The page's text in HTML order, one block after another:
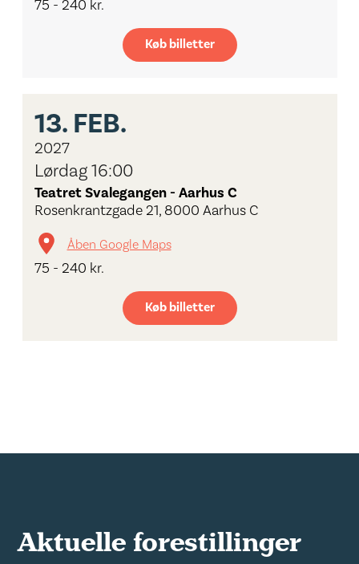
75 - 240 kr.
Køb billetter
13. FEB.
2027
Lørdag 16:00
Teatret Svalegangen - Aarhus C
Rosenkrantzgade 21, 8000 Aarhus C
Åben Google Maps
75 - 240 kr.
Køb billetter
Aktuelle forestillinger